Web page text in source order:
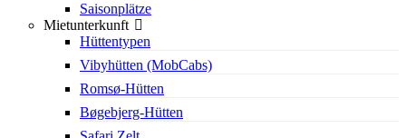
Saisonplätze
Mietunterkunft
Hüttentypen
Vibyhütten (MobCabs)
Romsø-Hütten
Bøgebjerg-Hütten